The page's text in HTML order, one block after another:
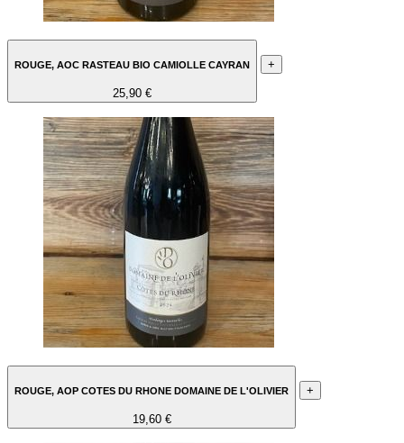
ROUGE, AOC RASTEAU BIO CAMIOLLE CAYRAN
25,90 €
+
ROUGE, AOP COTES DU RHONE DOMAINE DE L'OLIVIER
19,60 €
+